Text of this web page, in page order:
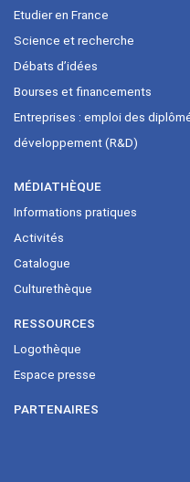
Etudier en France
Science et recherche
Débats d’idées
Bourses et financements
Entreprises : emploi des
développement (R&D)
MÉDIATHÈQUE
Informations pratiques
Activités
Catalogue
Culturethèque
RESSOURCES
Logothèque
Espace presse
PARTENAIRES